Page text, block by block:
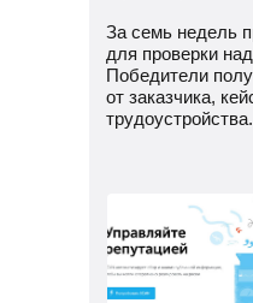
За семь недель
для проверки
Победители
от заказчика,
трудоустройства.